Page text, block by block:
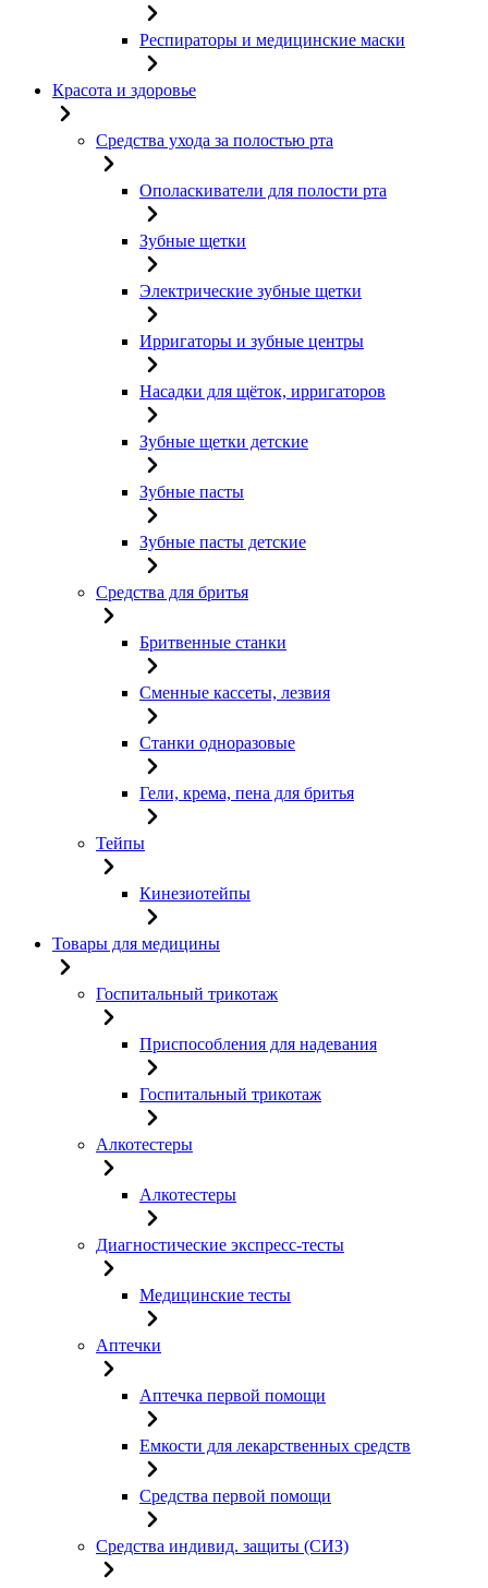
Респираторы и медицинские маски
Красота и здоровье
Средства ухода за полостью рта
Ополаскиватели для полости рта
Зубные щетки
Электрические зубные щетки
Ирригаторы и зубные центры
Насадки для щёток, ирригаторов
Зубные щетки детские
Зубные пасты
Зубные пасты детские
Средства для бритья
Бритвенные станки
Сменные кассеты, лезвия
Станки одноразовые
Гели, крема, пена для бритья
Тейпы
Кинезиотейпы
Товары для медицины
Госпитальный трикотаж
Приспособления для надевания
Госпитальный трикотаж
Алкотестеры
Алкотестеры
Диагностические экспресс-тесты
Медицинские тесты
Аптечки
Аптечка первой помощи
Емкости для лекарственных средств
Средства первой помощи
Средства индивид. защиты (СИЗ)